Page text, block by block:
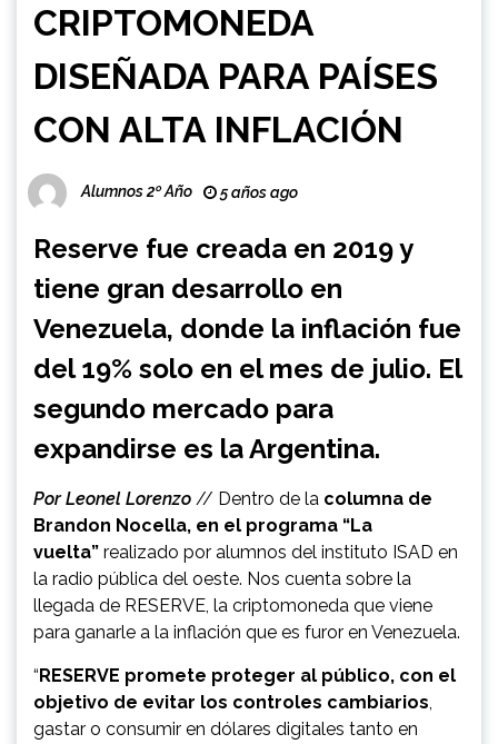
CRIPTOMONEDA
DISEÑADA PARA PAÍSES
CON ALTA INFLACIÓN
Alumnos 2º Año 5 años ago
Reserve fue creada en 2019 y
tiene gran desarrollo en
Venezuela, donde la inflación fue
del 19% solo en el mes de julio. El
segundo mercado para
expandirse es la Argentina.
Por Leonel Lorenzo // Dentro de la columna de
Brandon Nocella, en el programa “La
vuelta” realizado por alumnos del instituto ISAD en
la radio pública del oeste. Nos cuenta sobre la
llegada de RESERVE, la criptomoneda que viene
para ganarle a la inflación que es furor en Venezuela.
“ RESERVE promete proteger al público, con el
objetivo de evitar los controles cambiarios,
gastar o consumir en dólares digitales tanto en